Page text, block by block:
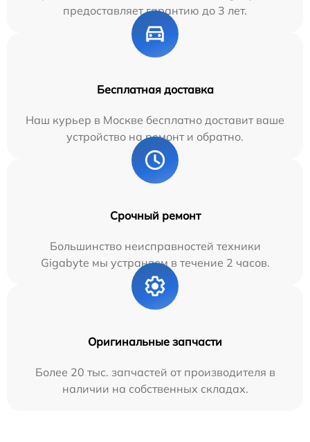
предоставляет гарантию до 3 лет.
Бесплатная доставка
Наш курьер в Москве бесплатно доставит ваше
устройство на ремонт и обратно.
Срочный ремонт
Большинство неисправностей техники
Gigabyte мы устраняем в течение 2 часов.
Оригинальные запчасти
Более 20 тыс. запчастей от производителя в
наличии на собственных складах.